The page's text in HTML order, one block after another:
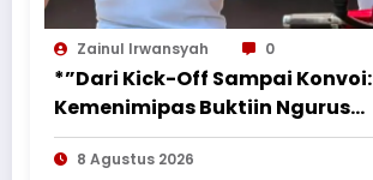
Zainul Irwansyah 0
*”Dari Kick-Off Sampai Konvoi:
Kemenimipas Buktiin Ngurus
Dokumen Nggak Harus Ribet &
Boring”*
8 Agustus 2026